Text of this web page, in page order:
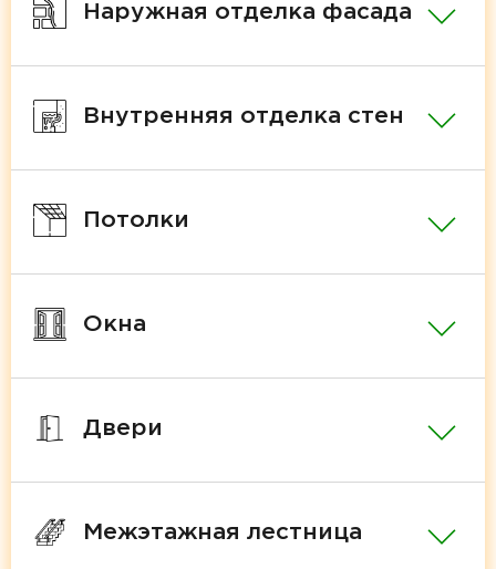
Наружная отделка фасада
Внутренняя отделка стен
Потолки
Окна
Двери
Межэтажная лестница